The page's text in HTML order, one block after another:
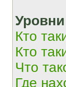
Кто
Кто
Что
Где